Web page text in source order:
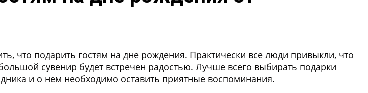
что подарить гостям на дне рождения. Практически все люди привыкли, что
сувенир будет встречен радостью. Лучше всего выбирать подарки
и о нем необходимо оставить приятные воспоминания.